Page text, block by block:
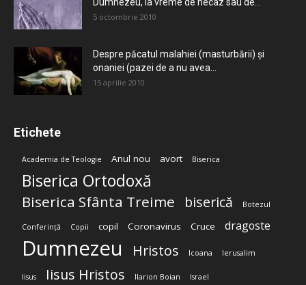
Dumnezeu, la vreme de necaz sau de...
5 octombrie 2010
Despre păcatul malahiei (masturbării) şi
onaniei (pazei de a nu avea...
15 aprilie 2010
Etichete
Academia de Teologie Anul nou avort Biserica
Biserica Ortodoxă
Biserica Sfânta Treime biserică Botezul
Conferință Copii copil Coronavirus Cruce dragoste
Dumnezeu Hristos Icoana Ierusalim
Iisus Iisus Hristos Ilarion Boian Israel